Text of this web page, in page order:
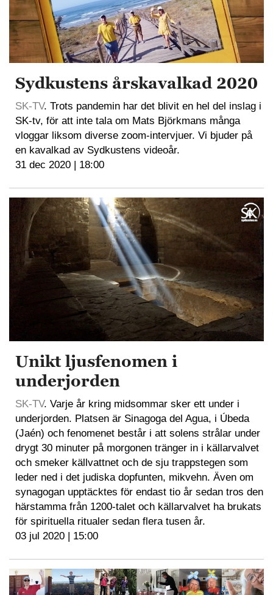
Sydkustens årskavalkad 2020
SK-TV. Trots pandemin har det blivit en hel del inslag i
SK-tv, för att inte tala om Mats Björkmans många
vloggar liksom diverse zoom-intervjuer. Vi bjuder på
en kavalkad av Sydkustens videoår.
31 dec 2020 | 18:00
Unikt ljusfenomen i
underjorden
SK-TV. Varje år kring midsommar sker ett under i
underjorden. Platsen är Sinagoga del Agua, i Úbeda
(Jaén) och fenomenet består i att solens strålar under
drygt 30 minuter på morgonen tränger in i källarvalvet
och smeker källvattnet och de sju trappstegen som
leder ned i det judiska dopfunten, mikvehn. Även om
synagogan upptäcktes för endast tio år sedan tros den
härstamma från 1200-talet och källarvalvet ha brukats
för spirituella ritualer sedan flera tusen år.
03 jul 2020 | 15:00